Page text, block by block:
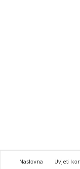
Naslovna Uvjeti